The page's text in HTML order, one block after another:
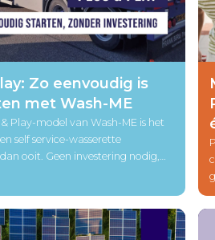
Zo eenvoudig is
met Wash-ME
Play-model van Wash-ME is het
self service-wasserette
ooit. Geen investering nodig,
eruitziet.